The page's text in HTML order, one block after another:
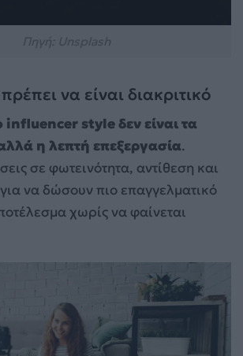
να είναι διακριτικό
influencer style δεν είναι τα
η λεπτή επεξεργασία.
σε φωτεινότητα, αντίθεση και
να δώσουν πιο επαγγελματικό
χωρίς να φαίνεται